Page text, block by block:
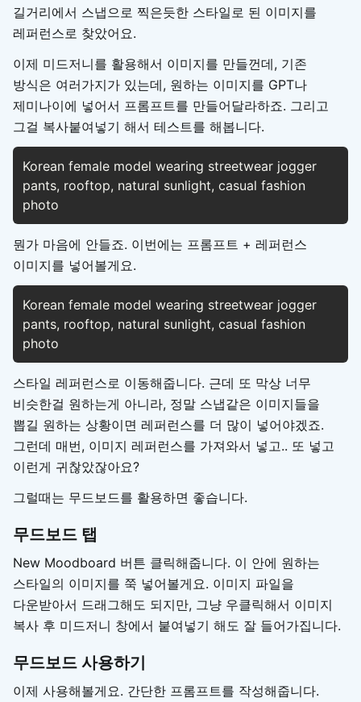
길거리에서 스냅으로 찍은듯한 스타일로 된 이미지를
레퍼런스로 찾았어요.
이제 미드저니를 활용해서 이미지를 만들껀데, 기존
방식은 여러가지가 있는데, 원하는 이미지를 GPT나
제미나이에 넣어서 프롬프트를 만들어달라하죠. 그리고
그걸 복사붙여넣기 해서 테스트를 해봅니다.
Korean female model wearing streetwear jogger
pants, rooftop, natural sunlight, casual fashion
photo
뭔가 마음에 안들죠. 이번에는 프롬프트 + 레퍼런스
이미지를 넣어볼게요.
Korean female model wearing streetwear jogger
pants, rooftop, natural sunlight, casual fashion
photo
스타일 레퍼런스로 이동해줍니다. 근데 또 막상 너무
비슷한걸 원하는게 아니라, 정말 스냅같은 이미지들을
뽑길 원하는 상황이면 레퍼런스를 더 많이 넣어야겠죠.
그런데 매번, 이미지 레퍼런스를 가져와서 넣고.. 또 넣고
이런게 귀찮았잖아요?
그럴때는 무드보드를 활용하면 좋습니다.
무드보드 탭
New Moodboard 버튼 클릭해줍니다. 이 안에 원하는
스타일의 이미지를 쭉 넣어볼게요. 이미지 파일을
다운받아서 드래그해도 되지만, 그냥 우클릭해서 이미지
복사 후 미드저니 창에서 붙여넣기 해도 잘 들어가집니다.
무드보드 사용하기
이제 사용해볼게요. 간단한 프롬프트를 작성해줍니다.